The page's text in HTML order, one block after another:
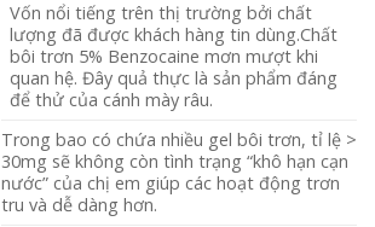
Vốn nổi tiếng trên thị trường bởi chất
lượng đã được khách hàng tin dùng.Chất
bôi trơn 5% Benzocaine mơn mượt khi
quan hệ. Đây quả thực là sản phẩm đáng
để thử của cánh mày râu.
Trong bao có chứa nhiều gel bôi trơn, tỉ lệ >
30mg sẽ không còn tình trạng “khô hạn cạn
nước” của chị em giúp các hoạt động trơn
tru và dễ dàng hơn.